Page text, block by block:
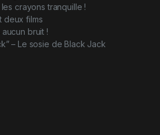
crayons tranquille !
deux films
bruit !
– Le sosie de Black Jack